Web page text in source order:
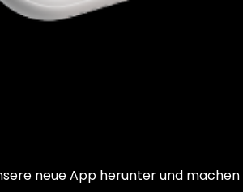
neue App herunter und